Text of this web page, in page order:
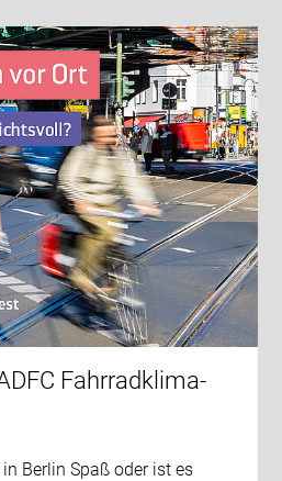
Fahrradklima-
Berlin Spaß oder ist es